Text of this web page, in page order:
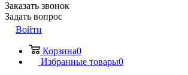
Заказать звонок
Задать вопрос
Войти
Корзина0
Избранные товары0